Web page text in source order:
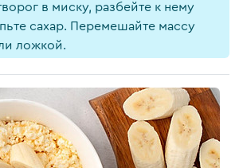
в миску, разбейте к нему
сахар. Перемешайте массу
ложкой.